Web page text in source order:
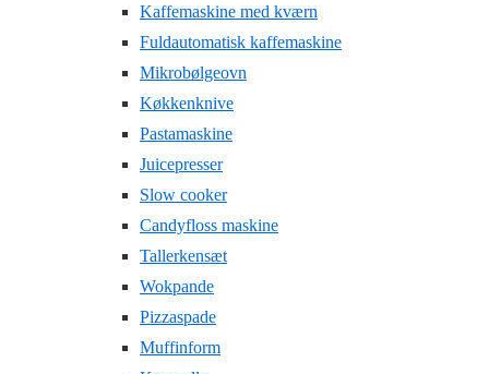
Kaffemaskine med kværn
Fuldautomatisk kaffemaskine
Mikrobølgeovn
Køkkenknive
Pastamaskine
Juicepresser
Slow cooker
Candyfloss maskine
Tallerkensæt
Wokpande
Pizzaspade
Muffinform